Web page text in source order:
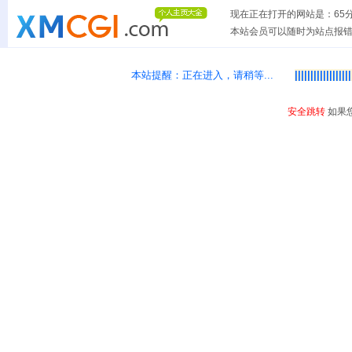
现在正在打开的网站是：
本站会员可以随时为站点报